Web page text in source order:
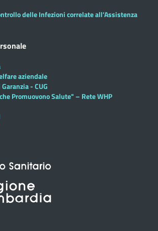
delle Infezioni correlate all’Assistenza
aziendale
- CUG
Promuovono Salute" – Rete WHP